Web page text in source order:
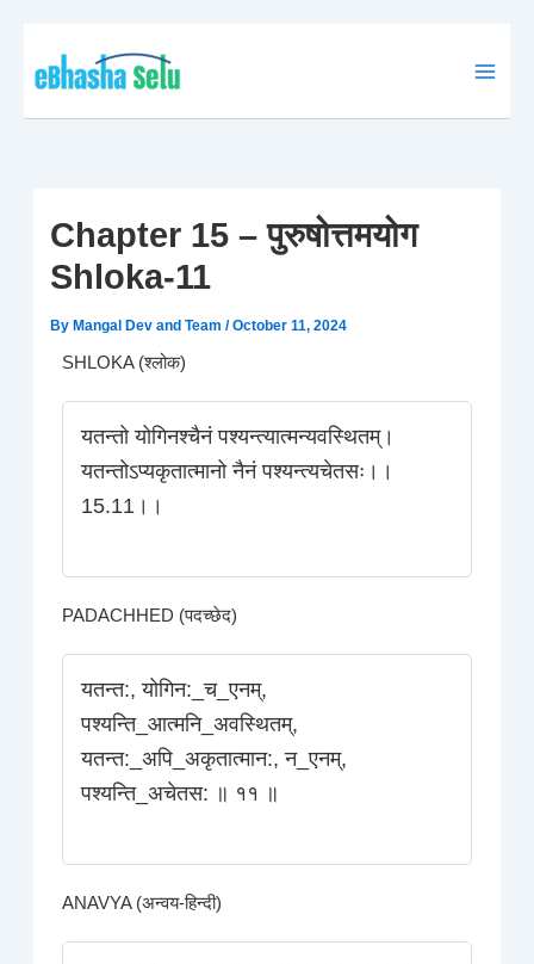
content
Chapter 15 – पुरुषोत्तमयोग
Shloka-11
By Mangal Dev and Team/October 11, 2024
SHLOKA (श्लोक)
यतन्तो योगिनश्चैनं पश्यन्त्यात्मन्यवस्थितम्।
यतन्तोऽप्यकृतात्मानो नैनं पश्यन्त्यचेतसः।।
15.11।।
PADACHHED (पदच्छेद)
यतन्त:, योगिन:_च_एनम्‌,
पश्यन्ति_आत्मनि_अवस्थितम्‌,
यतन्त:_अपि_अकृतात्मान:, न_एनम्‌,
पश्यन्ति_अचेतस: ॥ ११ ॥
ANAVYA (अन्वय-हिन्दी)